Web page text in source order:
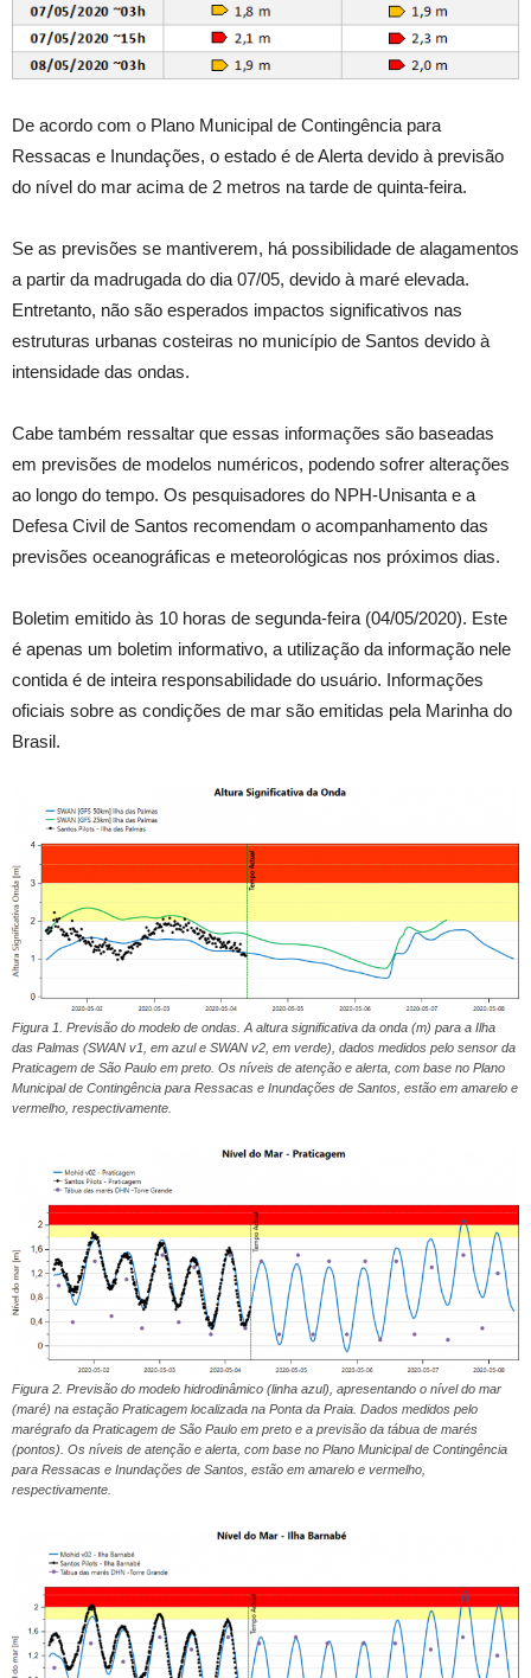
De acordo com o Plano Municipal de Contingência para
Ressacas e Inundações, o estado é de Alerta devido à previsão
do nível do mar acima de 2 metros na tarde de quinta-feira.
Se as previsões se mantiverem, há possibilidade de alagamentos
a partir da madrugada do dia 07/05, devido à maré elevada.
Entretanto, não são esperados impactos significativos nas
estruturas urbanas costeiras no município de Santos devido à
intensidade das ondas.
Cabe também ressaltar que essas informações são baseadas
em previsões de modelos numéricos, podendo sofrer alterações
ao longo do tempo. Os pesquisadores do NPH-Unisanta e a
Defesa Civil de Santos recomendam o acompanhamento das
previsões oceanográficas e meteorológicas nos próximos dias.
Boletim emitido às 10 horas de segunda-feira (04/05/2020). Este
é apenas um boletim informativo, a utilização da informação nele
contida é de inteira responsabilidade do usuário. Informações
oficiais sobre as condições de mar são emitidas pela Marinha do
Brasil.
Figura 1. Previsão do modelo de ondas. A altura significativa da onda (m) para a Ilha
das Palmas (SWAN v1, em azul e SWAN v2, em verde), dados medidos pelo sensor da
Praticagem de São Paulo em preto. Os níveis de atenção e alerta, com base no Plano
Municipal de Contingência para Ressacas e Inundações de Santos, estão em amarelo e
vermelho, respectivamente.
Figura 2. Previsão do modelo hidrodinâmico (linha azul), apresentando o nível do mar
(maré) na estação Praticagem localizada na Ponta da Praia. Dados medidos pelo
marégrafo da Praticagem de São Paulo em preto e a previsão da tábua de marés
(pontos). Os níveis de atenção e alerta, com base no Plano Municipal de Contingência
para Ressacas e Inundações de Santos, estão em amarelo e vermelho,
respectivamente.